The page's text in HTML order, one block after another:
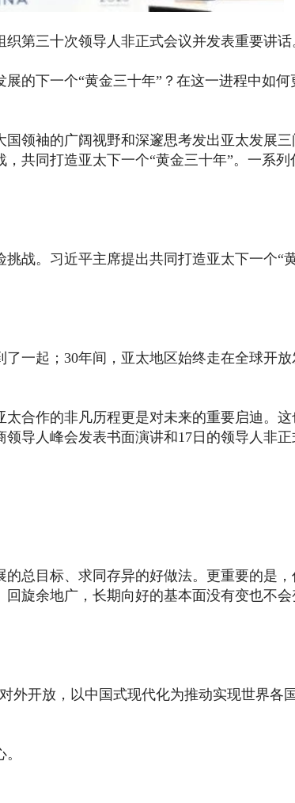
第三十次领导人非正式会议并发表重要讲话
的下一个“黄金三十年”？在这一进程中如何
领袖的广阔视野和深邃思考发出亚太发展三
共同打造亚太下一个“黄金三十年”。一系列
战。习近平主席提出共同打造亚太下一个“
一起；30年间，亚太地区始终走在全球开放
合作的非凡历程更是对未来的重要启迪。这
导人峰会发表书面演讲和17日的领导人非正
总目标、求同存异的好做法。更重要的是，
旋余地广，长期向好的基本面没有变也不会
外开放，以中国式现代化为推动实现世界各